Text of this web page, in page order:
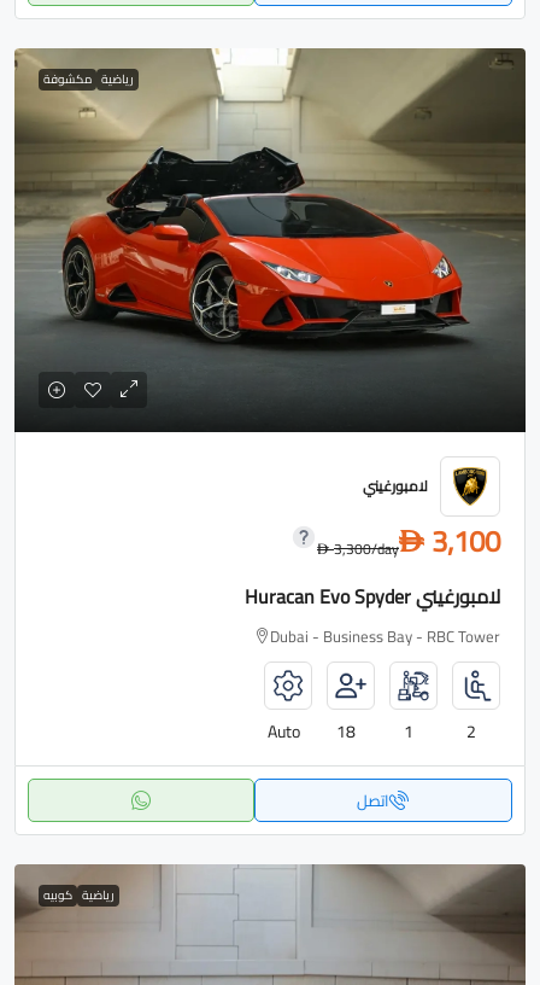
رياضية مكشوفة
لامبورغيني
D 3,100
D3,300/day
لامبورغيني Huracan Evo Spyder
Dubai - Business Bay - RBC Tower
2
1
18
Auto
اتصل
رياضية كوبيه